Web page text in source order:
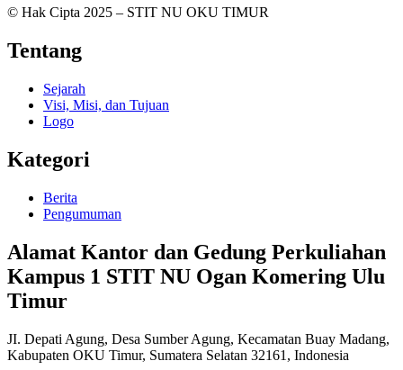
© Hak Cipta 2025 – STIT NU OKU TIMUR
Tentang
Sejarah
Visi, Misi, dan Tujuan
Logo
Kategori
Berita
Pengumuman
Alamat Kantor dan Gedung Perkuliahan
Kampus 1 STIT NU Ogan Komering Ulu
Timur
JI. Depati Agung, Desa Sumber Agung, Kecamatan Buay Madang,
Kabupaten OKU Timur, Sumatera Selatan 32161, Indonesia